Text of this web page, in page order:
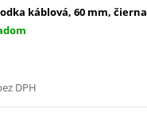
káblová, 60 mm, čierna
DPH